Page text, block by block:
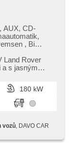
AUX, CD-
, Bi
dotykové
Sitze, El.
Ledersitze,
zadní, erfüllt
Land Rover
a s jasným
180 kW
vozů , DAVO CAR